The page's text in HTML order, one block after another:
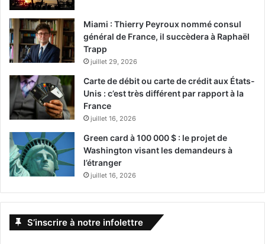
Miami : Thierry Peyroux nommé consul
général de France, il succèdera à Raphaël
Trapp
juillet 29, 2026
Carte de débit ou carte de crédit aux États-
Unis : c’est très différent par rapport à la
France
juillet 16, 2026
Green card à 100 000 $ : le projet de
Washington visant les demandeurs à
l’étranger
juillet 16, 2026
S’inscrire à notre infolettre